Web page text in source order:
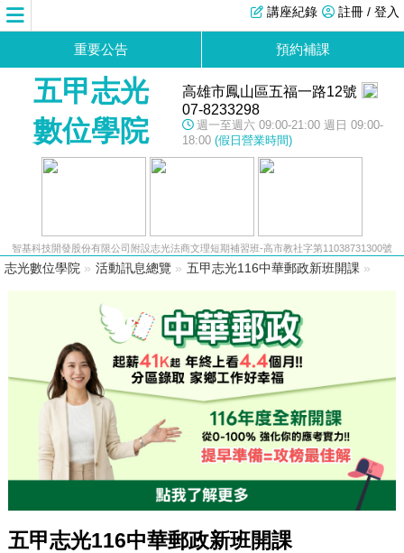
註冊 / 登入
講座紀錄
重要公告 預約補課
五甲志光
數位學院
高雄市鳳山區五福一路12號
07-8233298
週一至週六 09:00-21:00 週日 09:00-
18:00 (假日營業時間)
智基科技開發股份有限公司附設志光法商文理短期補習班-高市教社字第11038731300號
志光數位學院 » 活動訊息總覽 » 五甲志光116中華郵政新班開課 »
五甲志光116中華郵政新班開課